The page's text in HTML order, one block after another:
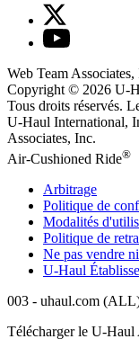
Web Team
Copyright © 2026 U-
Tous droits réservés.
U-Haul International,
Associates, Inc.
Air-Cushioned Ride®
Arbitrage
Politique de
Modalités
Politique de
Ne pas vendre
U-Haul
003 - uhaul.com
Télécharger le U-Haul